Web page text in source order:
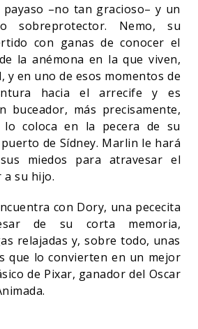
–no tan gracioso– y un
sobreprotector. Nemo, su
con ganas de conocer el
la anémona en la que viven,
y en uno de esos momentos de
hacia el arrecife y es
buceador, más precisamente,
coloca en la pecera de su
de Sídney. Marlin le hará
miedos para atravesar el
a su hijo.
con Dory, una pececita
de su corta memoria,
relajadas y, sobre todo, unas
que lo convierten en un mejor
de Pixar, ganador del Oscar